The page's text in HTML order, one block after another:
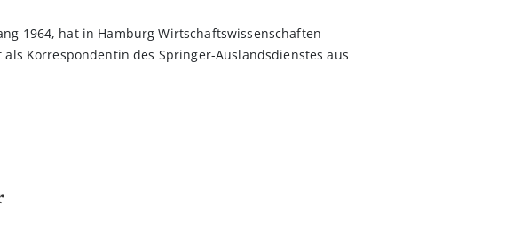
1964, hat in Hamburg Wirtschaftswissenschaften
Korrespondentin des Springer-Auslandsdienstes aus